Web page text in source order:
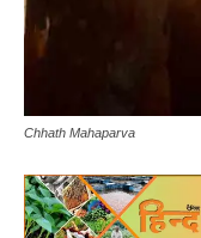
Chhath Mahaparva